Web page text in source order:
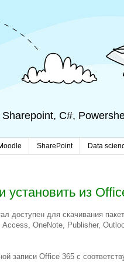
C#,
SharePoint Data
установить из
доступен для скачивания пакет
OneNote, Publisher,
записи Office 365 с